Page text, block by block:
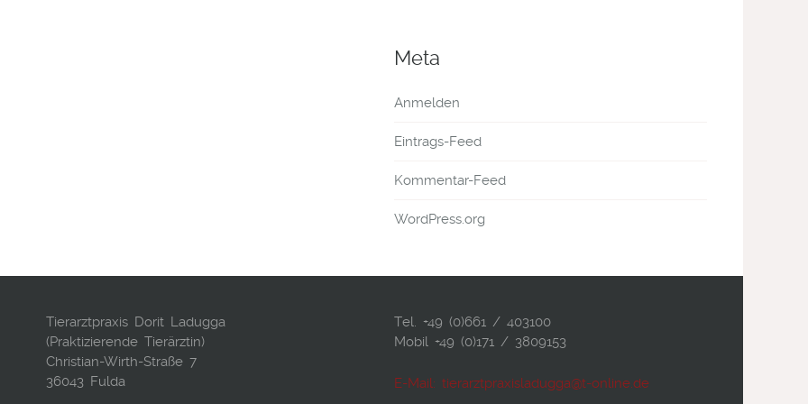
Meta
Anmelden
Eintrags-Feed
Kommentar-Feed
WordPress.org
Tierarztpraxis Dorit Ladugga
(Praktizierende Tierärztin)
Christian-Wirth-Straße 7
36043 Fulda
Tel. +49 (0)661 / 403100
Mobil +49 (0)171 / 3809153
E-Mail: tierarztpraxisladugga@t-online.de